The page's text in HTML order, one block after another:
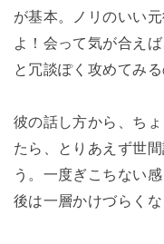
が基本。ノリのいい
よ！会って気が合え
と冗談ぽく攻めてみ
彼の話し方から、ち
たら、とりあえず世
う。一度ぎこちない
後は一層かけづらくな